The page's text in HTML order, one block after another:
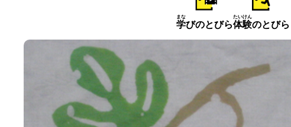
学
まな
びのとびら体験
たいけん
のとびら